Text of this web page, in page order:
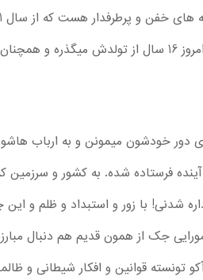
ادامه پیدا کرده. خلاصه سامورایی جک انقدر باحال بوده که
دور خودشون میمونن و به ارباب
فرستاده شده. به کشور و
شدنی! با زور و استبداد و ظلم و
جک از همون قدیم هم دنبال
تونسته قوانین و افکار شیطانی و